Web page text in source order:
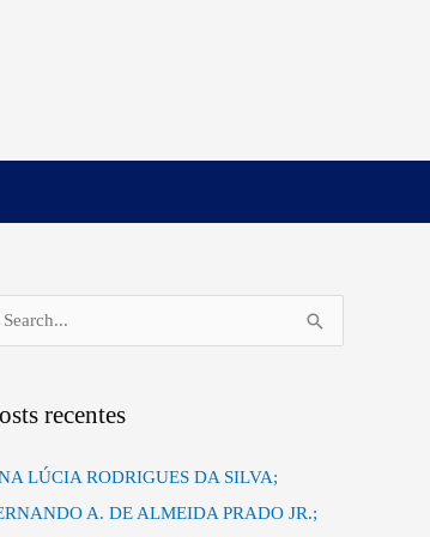
recentes
LÚCIA RODRIGUES DA SILVA;
A. DE ALMEIDA PRADO JR.;